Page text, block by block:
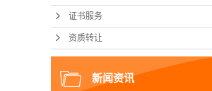
证书服务
资质转让
新闻资讯